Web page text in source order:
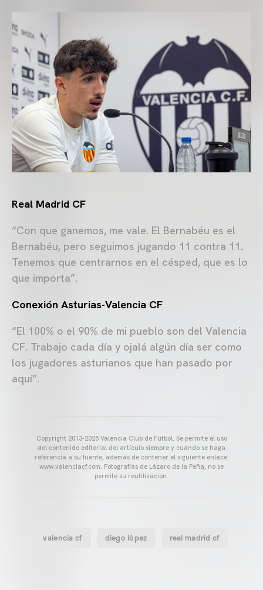
Real Madrid CF
“Con que ganemos, me vale. El Bernabéu es el
Bernabéu, pero seguimos jugando 11 contra 11.
Tenemos que centrarnos en el césped, que es lo
que importa”.
Conexión Asturias-Valencia CF
“El 100% o el 90% de mi pueblo son del Valencia
CF. Trabajo cada día y ojalá algún día ser como
los jugadores asturianos que han pasado por
aquí”.
Copyright 2013-2025 Valencia Club de Fútbol. Se permite el uso
del contenido editorial del artículo siempre y cuando se haga
referencia a su fuente, además de contener el siguiente enlace:
www.valenciacf.com. Fotografías de Lázaro de la Peña, no se
permite su reutilización.
valencia cf diego lópez real madrid cf